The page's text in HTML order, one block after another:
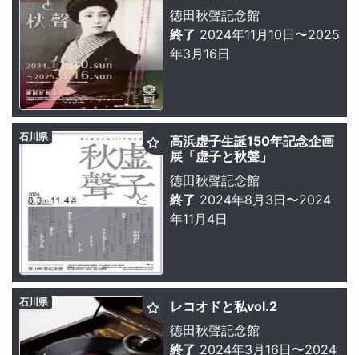
徳田秋聲記念館
終了 2024年11月10日〜2025
年3月16日
高浜虚子生誕150年記念企画
展「虚子と秋聲」
徳田秋聲記念館
終了 2024年8月3日〜2024
年11月4日
石川県
レコオドと私vol.2
徳田秋聲記念館
終了 2024年3月16日〜2024
石川県